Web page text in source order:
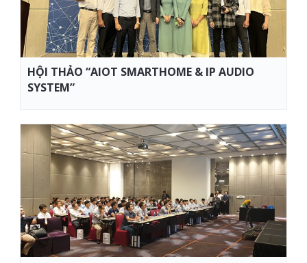
HỘI THẢO “AIOT SMARTHOME & IP AUDIO
SYSTEM”